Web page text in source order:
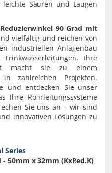
leichte Säuren und Laugen
Reduzierwinkel 90 Grad mit
vielfältig und reichen von
industriellen Anlagenbau
Ihre
macht sie zu einem
in zahlreichen Projekten.
und entdecken Sie unser
Ihre Rohrleitungssysteme
Sie uns an – wir sind
innovativen Lösungen zu
Series
- 50mm x 32mm (KxRed.K)